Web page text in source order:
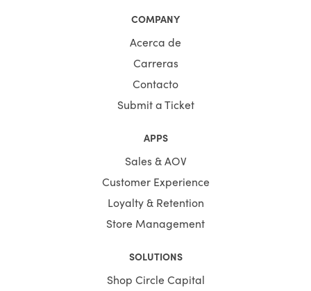
COMPANY
Acerca de
Carreras
Contacto
Submit a Ticket
APPS
Sales & AOV
Customer Experience
Loyalty & Retention
Store Management
SOLUTIONS
Shop Circle Capital